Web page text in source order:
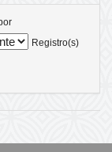
Registro(s)